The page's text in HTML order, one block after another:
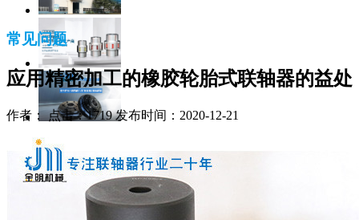
常见问题
应用精密加工的橡胶轮胎式联轴器的益处
作者： 点击：1719 发布时间：2020-12-21